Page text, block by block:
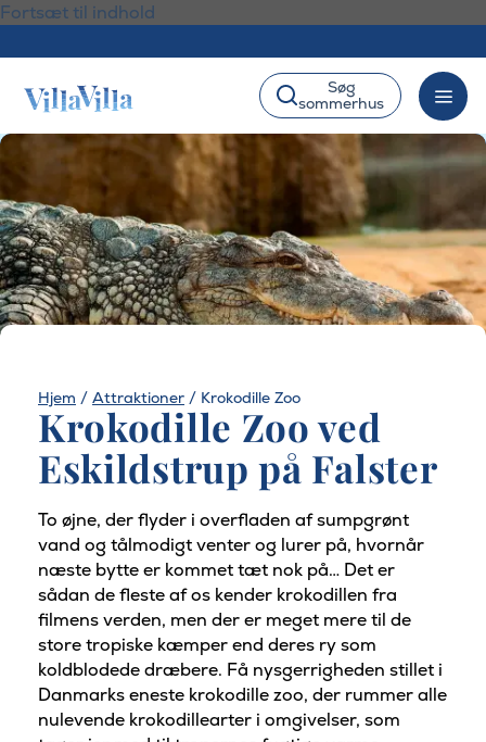
Fortsæt til indhold
Søg
sommerhus
Hjem / Attraktioner / Krokodille Zoo
Krokodille Zoo ved
Eskildstrup på Falster
To øjne, der flyder i overfladen af sumpgrønt
vand og tålmodigt venter og lurer på, hvornår
næste bytte er kommet tæt nok på… Det er
sådan de fleste af os kender krokodillen fra
filmens verden, men der er meget mere til de
store tropiske kæmper end deres ry som
koldblodede dræbere. Få nysgerrigheden stillet i
Danmarks eneste krokodille zoo, der rummer alle
nulevende krokodillearter i omgivelser, som